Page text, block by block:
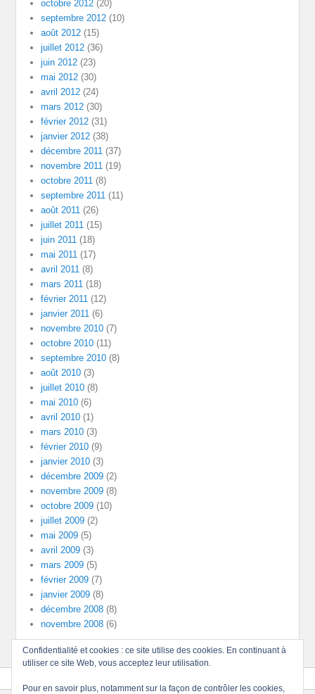
octobre 2012 (20)
septembre 2012 (10)
août 2012 (15)
juillet 2012 (36)
juin 2012 (23)
mai 2012 (30)
avril 2012 (24)
mars 2012 (30)
février 2012 (31)
janvier 2012 (38)
décembre 2011 (37)
novembre 2011 (19)
octobre 2011 (8)
septembre 2011 (11)
août 2011 (26)
juillet 2011 (15)
juin 2011 (18)
mai 2011 (17)
avril 2011 (8)
mars 2011 (18)
février 2011 (12)
janvier 2011 (6)
novembre 2010 (7)
octobre 2010 (11)
septembre 2010 (8)
août 2010 (3)
juillet 2010 (8)
mai 2010 (6)
avril 2010 (1)
mars 2010 (3)
février 2010 (9)
janvier 2010 (3)
décembre 2009 (2)
novembre 2009 (8)
octobre 2009 (10)
juillet 2009 (2)
mai 2009 (5)
avril 2009 (3)
mars 2009 (5)
février 2009 (7)
janvier 2009 (8)
décembre 2008 (8)
novembre 2008 (6)
Confidentialité et cookies : ce site utilise des cookies. En continuant à
utiliser ce site Web, vous acceptez leur utilisation.
Pour en savoir plus, notamment sur la façon de contrôler les cookies,